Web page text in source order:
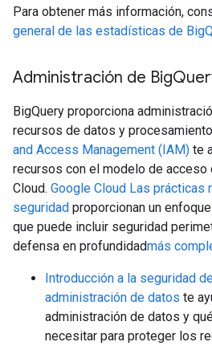
Para obtener más información,
general de las estadísticas de
Administración de Big
BigQuery proporciona
recursos de datos y
and Access Management (IAM) te
recursos con el modelo de acceso
Cloud. Google Cloud Las prácticas
seguridad proporcionan un
que puede incluir seguridad
defensa en profundidadmás
Introducción a la seguridad
administración de datos te
administración de datos y
necesitar para proteger los